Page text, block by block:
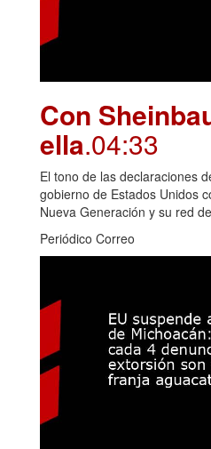
Con
ella.04:33
El tono de las declaraciones
gobierno de Estados Unidos
Nueva Generación y su red
Periódico Correo